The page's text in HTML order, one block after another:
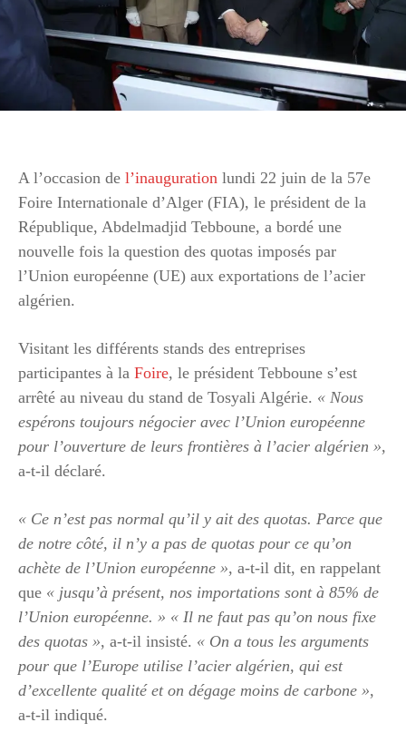
A l’occasion de l’inauguration lundi 22 juin de la 57e
Foire Internationale d’Alger (FIA), le président de la
République, Abdelmadjid Tebboune, a bordé une
nouvelle fois la question des quotas imposés par
l’Union européenne (UE) aux exportations de l’acier
algérien.
Visitant les différents stands des entreprises
participantes à la Foire, le président Tebboune s’est
arrêté au niveau du stand de Tosyali Algérie. « Nous
espérons toujours négocier avec l’Union européenne
pour l’ouverture de leurs frontières à l’acier algérien »,
a-t-il déclaré.
« Ce n’est pas normal qu’il y ait des quotas. Parce que
de notre côté, il n’y a pas de quotas pour ce qu’on
achète de l’Union européenne », a-t-il dit, en rappelant
que « jusqu’à présent, nos importations sont à 85% de
l’Union européenne. » « Il ne faut pas qu’on nous fixe
des quotas », a-t-il insisté. « On a tous les arguments
pour que l’Europe utilise l’acier algérien, qui est
d’excellente qualité et on dégage moins de carbone »,
a-t-il indiqué.